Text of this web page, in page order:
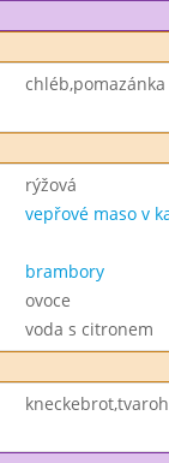
rýžová
vepřové maso v
brambory
ovoce
voda s citronem